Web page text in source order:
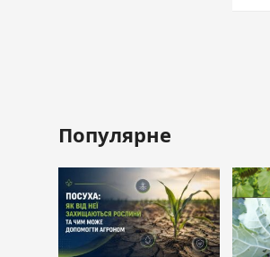
Популярне